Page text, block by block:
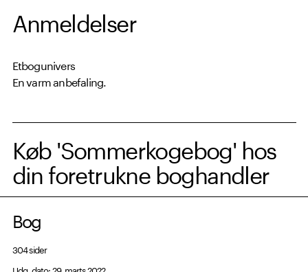
Anmeldelser
Etbogunivers
En varm anbefaling.
Køb 'Sommerkogebog' hos
din foretrukne boghandler
Bog
304 sider
Udg. dato: 29. marts 2022